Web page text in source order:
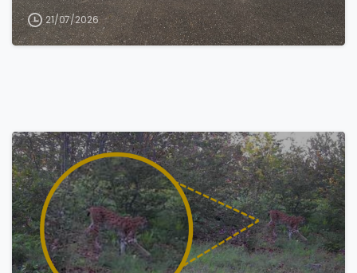
21/07/2026